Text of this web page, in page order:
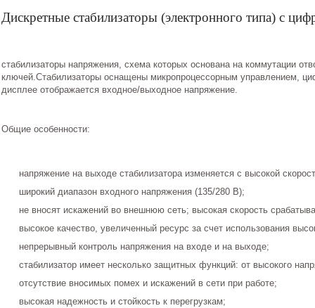
Дискретные стабилизаторы (электронного типа) с
стабилизаторы напряжения, схема которых основана на коммутации
ключей.Стабилизаторы оснащены микропроцессорным управлением,
дисплее отображается входное/выходное напряжение.
Общие особенности:
напряжение на выходе стабилизатора изменяется с высокой
широкий диапазон входного напряжения (135/280 В);
не вносят искажений во внешнюю сеть; высокая скорость
высокое качество, увеличенный ресурс за счет использования
непрерывный контроль напряжения на входе и на выходе;
стабилизатор имеет несколько защитных функций: от высокого
отсутствие вносимых помех и искажений в сети при работе;
высокая надежность и стойкость к перегрузкам;